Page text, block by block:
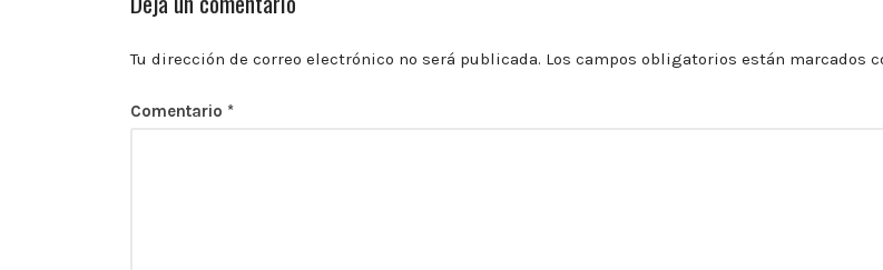
p.m.
Tu dirección de correo electrónico no será publicada. Los campos obligatorios están marcados
Comentario *